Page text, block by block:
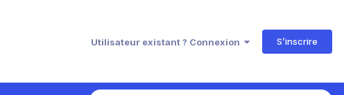
Utilisateur existant ? Connexion S’inscrire